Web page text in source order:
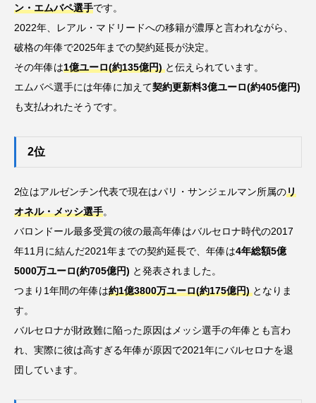
ン・エムバペ選手です。
2022年、レアル・マドリードへの移籍が濃厚と言われながら、
破格の年俸で2025年までの契約延長が決定。
その年俸は1億ユーロ(約135億円)と伝えられています。
エムバペ選手には年俸に加えて契約更新料3億ユーロ(約405億円)
も支払われたそうです。
2位
2位はアルゼンチン代表で現在はパリ・サンジェルマン所属のリ
オネル・メッシ選手。
バロンドール最多受賞の彼の最高年俸はバルセロナ時代の2017
年11月に結んだ2021年までの契約延長で、年俸は4年総額5億
5000万ユーロ(約705億円) と発表されました。
つまり1年間の年俸は約1億3800万ユーロ(約175億円)となりま
す。
バルセロナが財政難に陥った原因はメッシ選手の年俸とも言わ
れ、実際に彼は高すぎる年俸が原因で2021年にバルセロナを退
団しています。